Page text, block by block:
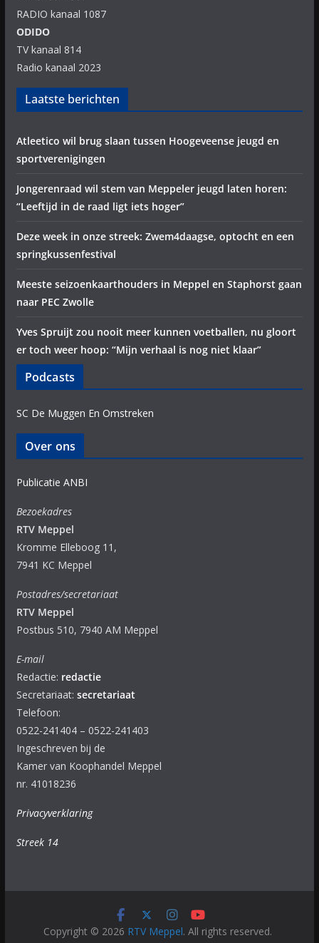
RADIO kanaal 1087
ODIDO
TV kanaal 814
Radio kanaal 2023
Laatste berichten
Atleetico wil brug slaan tussen Hoogeveense jeugd en
sportverenigingen
Jongerenraad wil stem van Meppeler jeugd laten horen:
“Leeftijd in de raad ligt iets hoger”
Deze week in onze streek: Zwem4daagse, optocht en een
springkussenfestival
Meeste seizoenkaarthouders in Meppel en Staphorst gaan
naar PEC Zwolle
Yves Spruijt zou nooit meer kunnen voetballen, nu gloort
er toch weer hoop: “Mijn verhaal is nog niet klaar”
Podcasts
SC De Muggen En Omstreken
Over ons
Publicatie ANBI
Bezoekadres
RTV Meppel
Kromme Elleboog 11,
7941 KC Meppel
Postadres/secretariaat
RTV Meppel
Postbus 510, 7940 AM Meppel
E-mail
Redactie: redactie
Secretariaat: secretariaat
Telefoon:
0522-241404 – 0522-241403
Ingeschreven bij de
Kamer van Koophandel Meppel
nr. 41018236
Privacyverklaring
Streek 14
Copyright © 2026 RTV Meppel. All rights reserved.